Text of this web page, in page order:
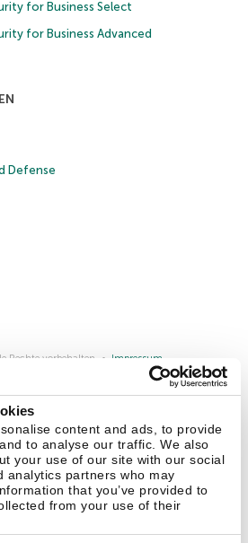
content and ads, to provide
to analyse our traffic. We also
your use of our site with our social
analytics partners who may
that you’ve provided to
from your use of their
for Business Select
for Business Advanced
Defense
Rechte vorbehalten.
Impressum
Lizenzvereinbarung B2B
B2B-Vertriebspartner
Blog
Weitere Informationen
Enzyklopädie